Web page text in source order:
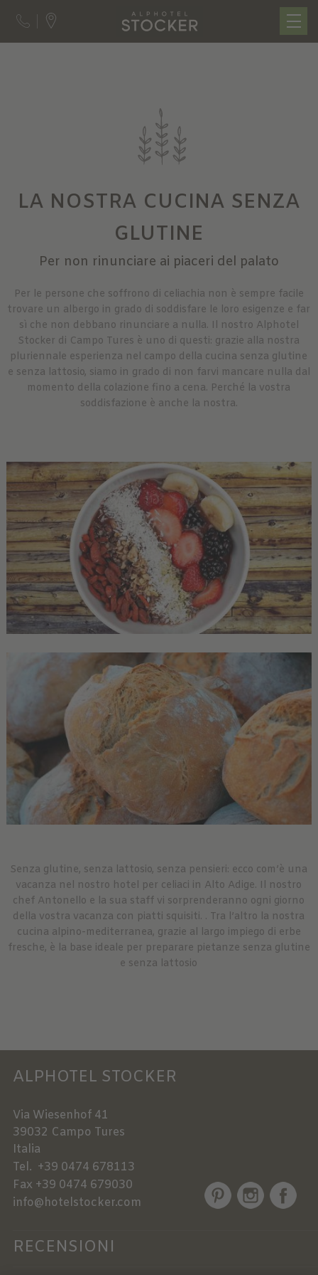
LA NOSTRA CUCINA SENZA
GLUTINE
Per non rinunciare ai piaceri del palato
Per le persone che soffrono di celiachia non è sempre facile
trovare un albergo in grado di soddisfare le loro esigenze e far
sì che non debbano rinunciare a nulla. Il nostro Alphotel
Stocker di Campo Tures è uno di questi: grazie alla nostra
pluriennale esperienza nel campo della cucina senza glutine
e senza lattosio, siamo in grado di non farvi mancare nulla dal
momento della colazione fino a cena. Perché la vostra
soddisfazione è anche la nostra.
Senza glutine, senza lattosio, senza pensieri: ecco com’è una
vacanza nel nostro hotel per celiaci in Alto Adige. Il nostro
chef Antonello e la sua staff vi sorprenderanno ogni giorno
della vostra vacanza con piatti squisiti. . Tra l’altro la nostra
cucina alpino-mediterranea, grazie al largo impiego di erbe
fresche, è la base ideale per preparare pietanze senza glutine
e senza lattosio
ALPHOTEL STOCKER
Via Wiesenhof 41
39032 Campo Tures
Italia
Tel. +39 0474 678113
Fax +39 0474 679030
info@hotelstocker.com
RECENSIONI